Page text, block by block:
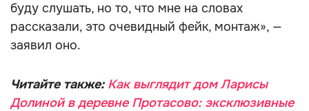
буду слушать, но то, что мне на словах
рассказали, это очевидный фейк, монтаж», —
заявил оно.
Читайте также:Как выглядит дом Ларисы
Долиной в деревне Протасово: эксклюзивные